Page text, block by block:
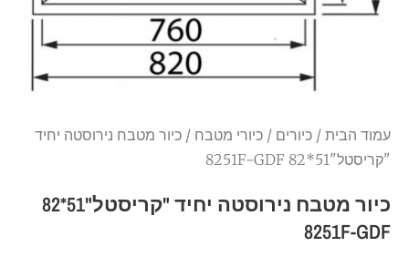
עמוד הבית / כיורים / כיורי מטבח / כיור מטבח נירוסטה יחיד
"קריסטל"51*82 8251F-GDF
כיור מטבח נירוסטה יחיד "קריסטל"51*82
8251F-GDF